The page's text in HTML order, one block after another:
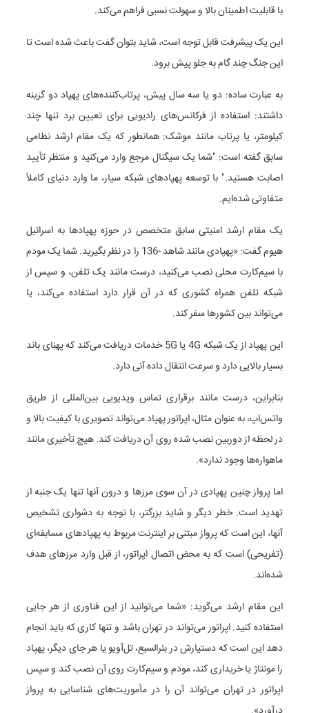
با قابلیت اطمینان بالا و سهولت نسبی فراهم می‌کند.
این یک پیشرفت قابل توجه است، شاید بتوان گفت باعث شده است تا
این جنگ چند گام به جلو پیش برود.
به عبارت ساده: دو یا سه سال پیش، پرتاب‌کننده‌های پهپاد دو گزینه
داشتند: استفاده از فرکانس‌های رادیویی برای تعیین برد تنها چند
کیلومتر، یا پرتاب مانند موشک: همانطور که یک مقام ارشد نظامی
سابق گفته است: "شما یک سیگنال مرجع وارد می‌کنید و منتظر تأیید
اصابت هستید." با توسعه پهپادهای شبکه سیار، ما وارد دنیای کاملاً
متفاوتی شده‌ایم.
یک مقام ارشد امنیتی سابق متخصص در حوزه پهپادها به اسرائیل
هیوم گفت: «پهپادی مانند شاهد -136 را در نظر بگیرید. شما یک مودم
با سیم‌کارت محلی نصب می‌کنید، درست مانند یک تلفن، و سپس از
شبکه تلفن همراه کشوری که در آن قرار دارد استفاده می‌کند، یا
می‌تواند بین کشورها سفر کند.
این پهپاد از یک شبکه 4G یا 5G خدمات دریافت می‌کند که پهنای باند
بسیار بالایی دارد و سرعت انتقال داده آنی دارد.
بنابراین، درست مانند برقراری تماس ویدیویی بین‌المللی از طریق
واتس‌اپ، به عنوان مثال، اپراتور پهپاد می‌تواند تصویری با کیفیت بالا و
در لحظه از دوربین نصب شده روی آن دریافت کند. هیچ تأخیری مانند
ماهواره‌ها وجود ندارد».
اما پرواز چنین پهپادی در آن سوی مرزها و درون آنها تنها یک جنبه از
تهدید است. خطر دیگر و شاید بزرگتر، با توجه به دشواری تشخیص
آنها، این است که پرواز مبتنی بر اینترنت مربوط به پهپادهای مسابقه‌ای
(تفریحی) است که به محض اتصال اپراتور، از قبل وارد مرزهای هدف
شده‌اند.
این مقام ارشد می‌گوید: «شما می‌توانید از این فناوری از هر جایی
استفاده کنید. اپراتور می‌تواند در تهران باشد و تنها کاری که باید انجام
دهد این است که دستیارش در بئرالسبع، تل‌آویو یا هر جای دیگر، پهپاد
را مونتاژ یا خریداری کند، مودم و سیم‌کارت روی آن نصب کند و سپس
اپراتور در تهران می‌تواند آن را در مأموریت‌های شناسایی به پرواز